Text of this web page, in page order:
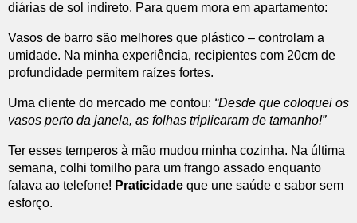
diárias de sol indireto. Para quem mora em apartamento:
Vasos de barro são melhores que plástico – controlam a
umidade. Na minha experiência, recipientes com 20cm de
profundidade permitem raízes fortes.
Uma cliente do mercado me contou: “Desde que coloquei os
vasos perto da janela, as folhas triplicaram de tamanho!”
Ter esses temperos à mão mudou minha cozinha. Na última
semana, colhi tomilho para um frango assado enquanto
falava ao telefone! Praticidade que une saúde e sabor sem
esforço.